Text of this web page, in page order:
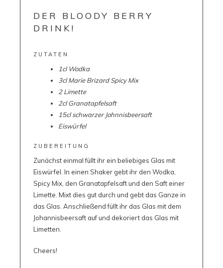
DER BLOODY BERRY
DRINK!
ZUTATEN
1cl Wodka
3cl Marie Brizard Spicy Mix
2 Limette
2cl Granatapfelsaft
15cl schwarzer Johnnisbeersaft
Eiswürfel
ZUBEREITUNG
Zunächst einmal füllt ihr ein beliebiges Glas mit
Eiswürfel. In einen Shaker gebt ihr den Wodka,
Spicy Mix, den Granatapfelsaft und den Saft einer
Limette. Mixt dies gut durch und gebt das Ganze in
das Glas. Anschließend füllt ihr das Glas mit dem
Johannisbeersaft auf und dekoriert das Glas mit
Limetten.
Cheers!